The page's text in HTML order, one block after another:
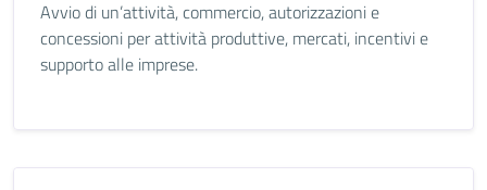
Avvio di un’attività, commercio, autorizzazioni e
concessioni per attività produttive, mercati, incentivi e
supporto alle imprese.